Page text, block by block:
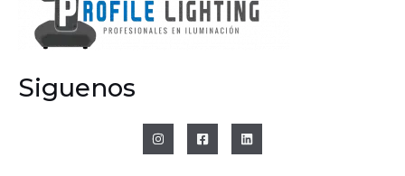
Siguenos